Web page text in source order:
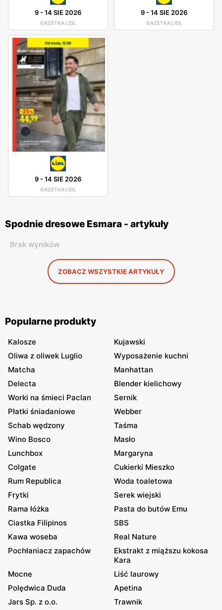
9-14 SIE 2026
GAZETKA LIDL
9-14 SIE 2026
GAZETKA LIDL
9-14 SIE 2026
GAZETKA LIDL
Spodnie dresowe Esmara - artykuły
Brak wyników
ZOBACZ WSZYSTKIE ARTYKUŁY
Popularne produkty
Kalosze
Kujawski
Oliwa z oliwek Luglio
Wyposażenie kuchni
Matcha
Manhattan
Delecta
Blender kielichowy
Worki na śmieci Paclan
Sernik
Płatki śniadaniowe
Webber
Schab wędzony
Taśma
Wino Bosco
Masło
Lunchbox
Margaryna
Colgate
Cukierki Mieszko
Rum Republica
Woda toaletowa
Frytki
Serek wiejski
Rama łóżka
Pasta do butów Emu
Ciastka Filipinos
SBS
Kawa woseba
Real Nature
Pochłaniacz zapachów
Ekstrakt z miąższu kokosa
Kara
Mocne
Liść laurowy
Polędwica Duda
Apetina
Jars Sp. z o.o.
Trawnik